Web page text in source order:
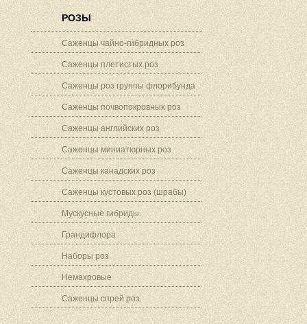
РОЗЫ
Саженцы чайно-гибридных роз
Саженцы плетистых роз
Саженцы роз группы флорибунда
Саженцы почвопокровных роз
Саженцы английских роз
Саженцы миниатюрных роз
Саженцы канадских роз
Саженцы кустовых роз (шрабы)
Мускусные гибриды.
Грандифлора
Наборы роз
Немахровые
Саженцы спрей роз.